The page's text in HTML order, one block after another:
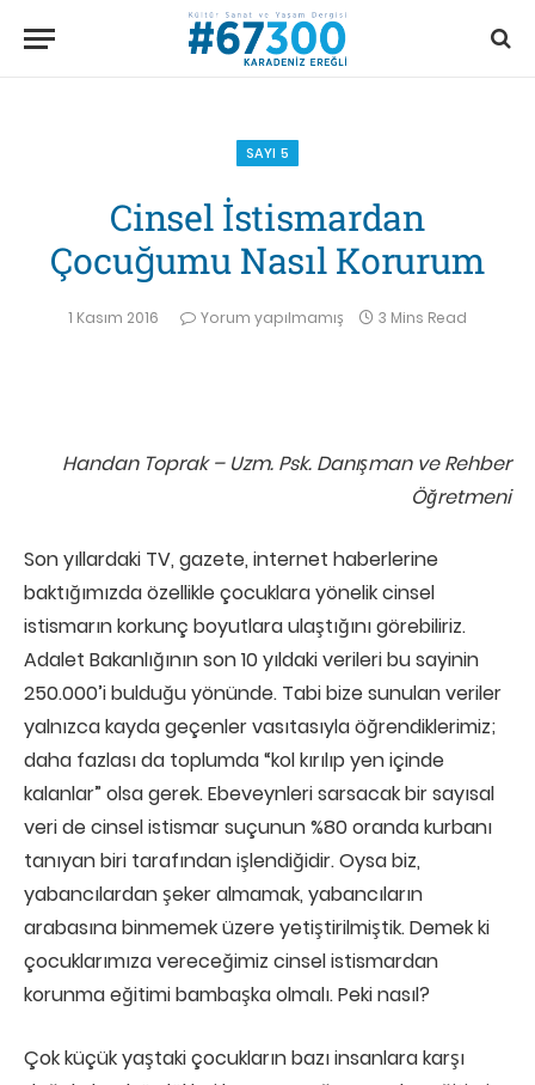
SAYI 5
Cinsel İstismardan
Çocuğumu Nasıl Korurum
1 Kasım 2016 Yorum yapılmamış 3 Mins Read
Handan Toprak – Uzm. Psk. Danışman ve Rehber
Öğretmeni
Son yıllardaki TV, gazete, internet haberlerine
baktığımızda özellikle çocuklara yönelik cinsel
istismarın korkunç boyutlara ulaştığını görebiliriz.
Adalet Bakanlığının son 10 yıldaki verileri bu sayinin
250.000’i bulduğu yönünde. Tabi bize sunulan veriler
yalnızca kayda geçenler vasıtasıyla öğrendiklerimiz;
daha fazlası da toplumda “kol kırılıp yen içinde
kalanlar” olsa gerek. Ebeveynleri sarsacak bir sayısal
veri de cinsel istismar suçunun %80 oranda kurbanı
tanıyan biri tarafından işlendiğidir. Oysa biz,
yabancılardan şeker almamak, yabancıların
arabasına binmemek üzere yetiştirilmiştik. Demek ki
çocuklarımıza vereceğimiz cinsel istismardan
korunma eğitimi bambaşka olmalı. Peki nasıl?
Çok küçük yaştaki çocukların bazı insanlara karşı